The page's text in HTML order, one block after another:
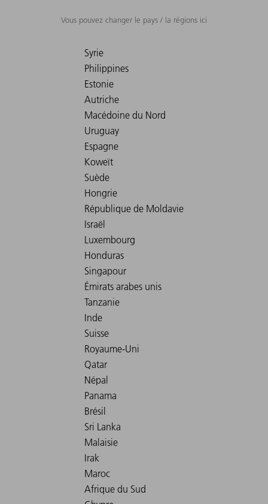
Vous pouvez changer le pays / la régions ici